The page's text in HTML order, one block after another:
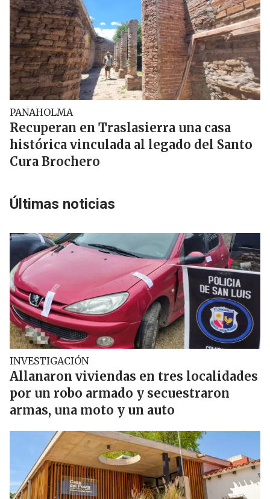
PANAHOLMA
Recuperan en Traslasierra una casa
histórica vinculada al legado del Santo
Cura Brochero
Últimas noticias
INVESTIGACIÓN
Allanaron viviendas en tres localidades
por un robo armado y secuestraron
armas, una moto y un auto